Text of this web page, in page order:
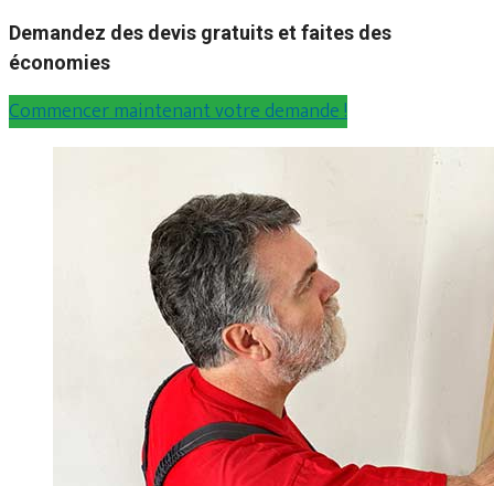
Demandez des devis gratuits et faites des
économies
Commencer maintenant votre demande !